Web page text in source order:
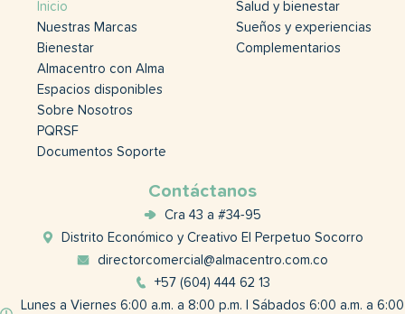
Inicio
Nuestras Marcas
Bienestar
Almacentro con Alma
Espacios disponibles
Sobre Nosotros
PQRSF
Documentos Soporte
Salud y bienestar
Sueños y experiencias
Complementarios
Contáctanos
Cra 43 a #34-95
Distrito Económico y Creativo El Perpetuo Socorro
directorcomercial@almacentro.com.co
+57 (604) 444 62 13
Lunes a Viernes 6:00 a.m. a 8:00 p.m. | Sábados 6:00 a.m. a 6:00